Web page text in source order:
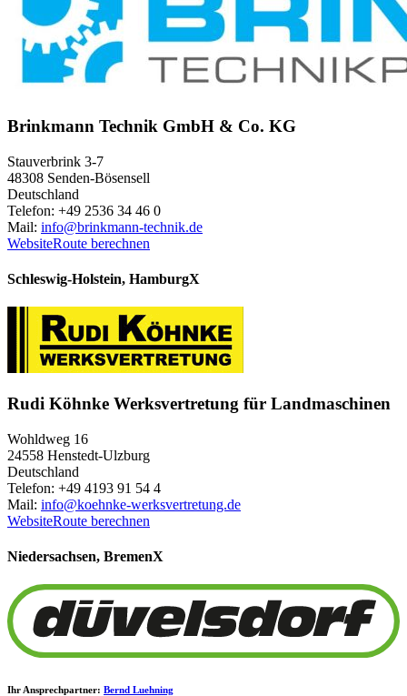
Brinkmann Technik GmbH & Co. KG
Stauverbrink 3-7
48308 Senden-Bösensell
Deutschland
Telefon: +49 2536 34 46 0
Mail: info@brinkmann-technik.de
WebsiteRoute berechnen
Schleswig-Holstein, HamburgX
Rudi Köhnke Werksvertretung für Landmaschinen
Wohldweg 16
24558 Henstedt-Ulzburg
Deutschland
Telefon: +49 4193 91 54 4
Mail: info@koehnke-werksvertretung.de
WebsiteRoute berechnen
Niedersachsen, BremenX
Ihr Ansprechpartner: Bernd Luehning